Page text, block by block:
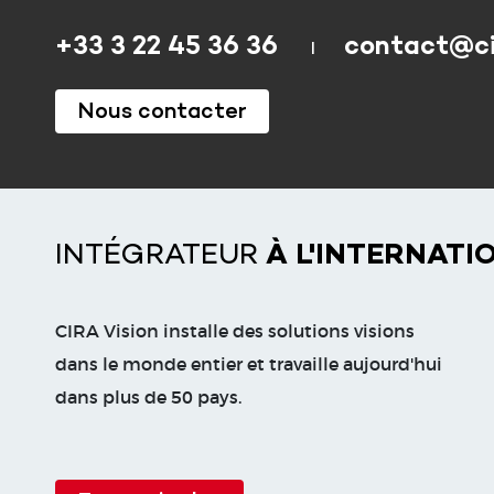
Nous contacter
+33 3 22 45 36 36
INTÉGRATEUR À
CIRA Vision installe des solutions visions
dans le monde entier et travaille aujourd'hui
dans plus de 50 pays.